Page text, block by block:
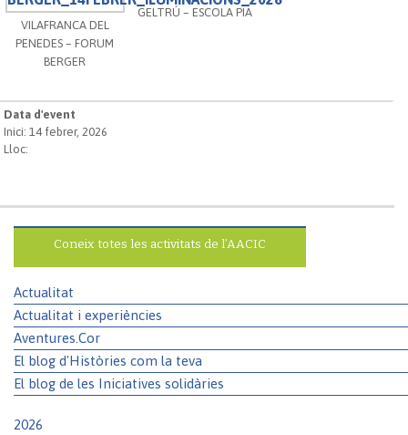
VILAFRANCA DEL
PENEDES – FORUM
BERGER
GELTRÚ – ESCOLA PIA
Data d'event
Inici: 14 febrer, 2026
Lloc:
Coneix totes les activitats de l’AACIC
Actualitat
Actualitat i experiències
Aventures.Cor
El blog d'Històries com la teva
El blog de les Iniciatives solidàries
2026